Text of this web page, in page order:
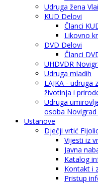
Udruga žena
KUD Delovi
Članci
Likovno
DVD Delovi
Članci
UHDVDR
Udruga mladih
LAJKA - udruga
životinja i
Udruga
osoba Novigrad
Ustanove
Dječji vrtić
Vijesti iz
Javna
Katalog
Kontakt i
Pristup